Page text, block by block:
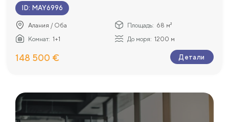
ID: MAY6996
Алания / Оба Площадь: 68 м²
Комнат: 1+1 До моря: 1200 м
148 500 € Детали